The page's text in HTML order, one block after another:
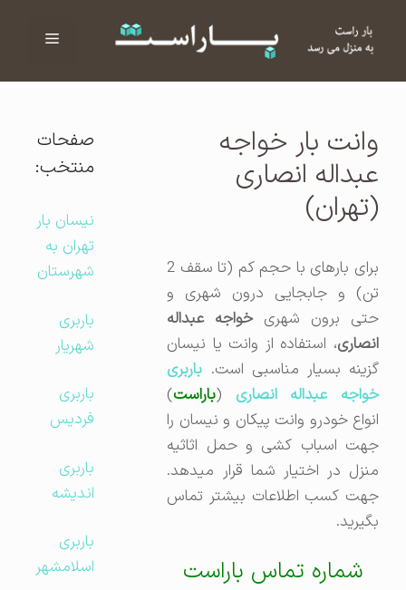
فهرست
وانت بار خواجه
عبداله انصاری
(تهران)
برای بارهای با حجم کم (تا سقف 2
تن) و جابجایی درون شهری و
حتی برون شهریخواجه عبداله
انصاری، استفاده از وانت یا نیسان
گزینه بسیار مناسبی است.باربری
خواجه عبداله انصاری (باراست)
انواع خودرو وانت پیکان و نیسان را
جهت اسباب کشی و حمل اثاثیه
منزل در اختیار شما قرار میدهد.
جهت کسب اطلاعات بیشتر تماس
بگیرید.
شماره تماس باراست
صفحات
منتخب:
نیسان بار
تهران به
شهرستان
باربری
شهریار
باربری
فردیس
باربری
اندیشه
باربری
اسلامشهر